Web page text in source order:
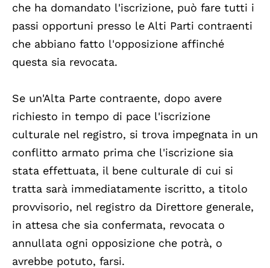
che ha domandato l'iscrizione, può fare tutti i
passi opportuni presso le Alti Parti contraenti
che abbiano fatto l'opposizione affinché
questa sia revocata.
Se un'Alta Parte contraente, dopo avere
richiesto in tempo di pace l'iscrizione
culturale nel registro, si trova impegnata in un
conflitto armato prima che l'iscrizione sia
stata effettuata, il bene culturale di cui si
tratta sarà immediatamente iscritto, a titolo
provvisorio, nel registro da Direttore generale,
in attesa che sia confermata, revocata o
annullata ogni opposizione che potrà, o
avrebbe potuto, farsi.